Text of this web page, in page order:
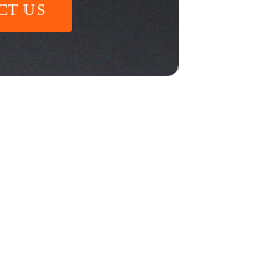
US